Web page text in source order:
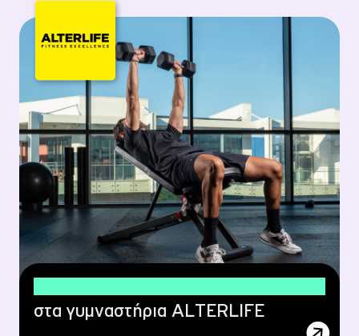
στα γυμναστήρια ALTERLIFE